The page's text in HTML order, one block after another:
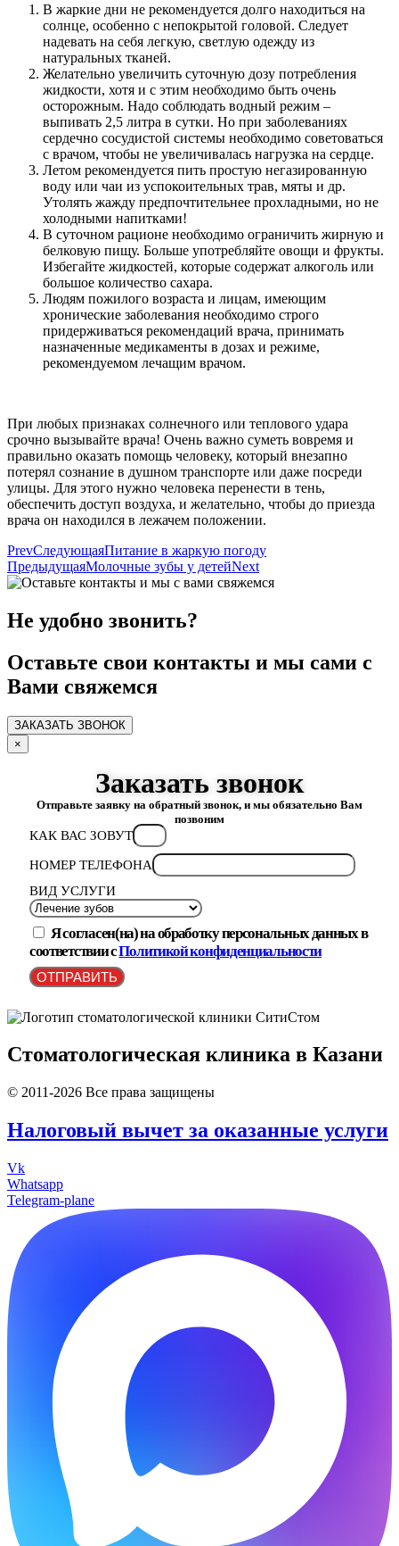
В жаркие дни не рекомендуется долго находиться на
солнце, особенно с непокрытой головой. Следует
надевать на себя легкую, светлую одежду из
натуральных тканей.
Желательно увеличить суточную дозу потребления
жидкости, хотя и с этим необходимо быть очень
осторожным. Надо соблюдать водный режим –
выпивать 2,5 литра в сутки. Но при заболеваниях
сердечно сосудистой системы необходимо советоваться
с врачом, чтобы не увеличивалась нагрузка на сердце.
Летом рекомендуется пить простую негазированную
воду или чаи из успокоительных трав, мяты и др.
Утолять жажду предпочтительнее прохладными, но не
холодными напитками!
В суточном рационе необходимо ограничить жирную и
белковую пищу. Больше употребляйте овощи и фрукты.
Избегайте жидкостей, которые содержат алкоголь или
большое количество сахара.
Людям пожилого возраста и лицам, имеющим
хронические заболевания необходимо строго
придерживаться рекомендаций врача, принимать
назначенные медикаменты в дозах и режиме,
рекомендуемом лечащим врачом.
При любых признаках солнечного или теплового удара
срочно вызывайте врача! Очень важно суметь вовремя и
правильно оказать помощь человеку, который внезапно
потерял сознание в душном транспорте или даже посреди
улицы. Для этого нужно человека перенести в тень,
обеспечить доступ воздуха, и желательно, чтобы до приезда
врача он находился в лежачем положении.
PrevСледующаяПитание в жаркую погоду
ПредыдущаяМолочные зубы у детейNext
Не удобно звонить?
Оставьте свои контакты и мы сами с
Вами свяжемся
ЗАКАЗАТЬ ЗВОНОК
×
Заказать звонок
Отправьте заявку на обратный звонок, и мы обязательно Вам
позвоним
КАК ВАС ЗОВУТ
НОМЕР ТЕЛЕФОНА
ВИД УСЛУГИ
Я согласен(на) на обработку персональных данных в
соответствии сПолитикой конфиденциальности
ОТПРАВИТЬ
Стоматологическая клиника в Казани
© 2011-2026 Все права защищены
Налоговый вычет за оказанные услуги
Vk
Whatsapp
Telegram-plane